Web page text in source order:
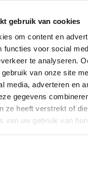
gebruik van cookies
om content en
functies voor social
te analyseren.
van onze site
media, adverteren en
gegevens
ze heeft verstrekt of
van uw gebruik van
van het laatste
rondom